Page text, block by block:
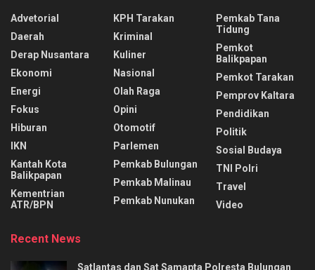
Advetorial
Daerah
Derap Nusantara
Ekonomi
Energi
Fokus
Hiburan
IKN
Kantah Kota
Balikpapan
Kementrian
ATR/BPN
KPH Tarakan
Kriminal
Kuliner
Nasional
Olah Raga
Opini
Otomotif
Parlemen
Pemkab Bulungan
Pemkab Malinau
Pemkab Nunukan
Pemkab Tana
Tidung
Pemkot
Balikpapan
Pemkot Tarakan
Pemprov Kaltara
Pendidikan
Politik
Sosial Budaya
TNI Polri
Travel
Video
Recent News
Satlantas dan Sat Samapta Polresta Bulungan